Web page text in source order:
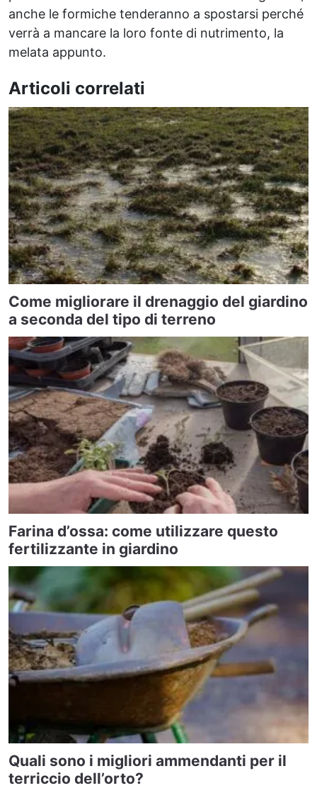
anche le formiche tenderanno a spostarsi perché
verrà a mancare la loro fonte di nutrimento, la
melata appunto.
Articoli correlati
Come migliorare il drenaggio del giardino
a seconda del tipo di terreno
Farina d’ossa: come utilizzare questo
fertilizzante in giardino
Quali sono i migliori ammendanti per il
terriccio dell’orto?